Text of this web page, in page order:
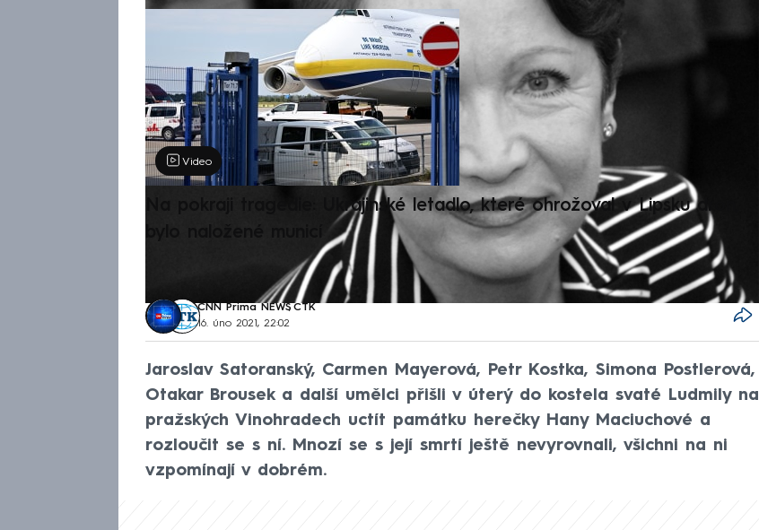
Video
Na pokraji tragédie: Ukrajinské letadlo, které ohrožoval v Lipsku dron,
CNN Prima NEWS, ČTK
16. úno 2021, 22:02
Jaroslav Satoranský, Carmen Mayerová, Petr Kostka, Simona Postlerová,
Otakar Brousek a další umělci přišli v úterý do kostela svaté Ludmily na
pražských Vinohradech uctít památku herečky Hany Maciuchové a
rozloučit se s ní. Mnozí se s její smrtí ještě nevyrovnali, všichni na ni
vzpomínají v dobrém.